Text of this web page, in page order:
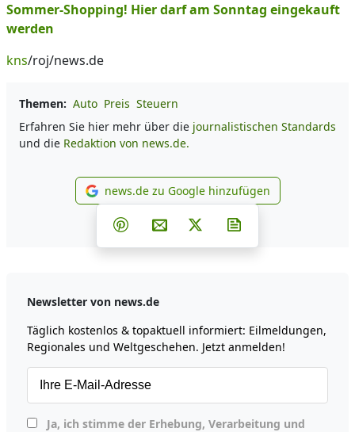
Sommer-Shopping! Hier darf am Sonntag eingekauft
werden
kns/roj/news.de
Themen: Auto Preis Steuern
Erfahren Sie hier mehr über die journalistischen Standards
und die Redaktion von news.de.
news.de zu Google
news.de zu Google hinzufügen
Teilen auf Facebook
Teilen auf Whatsapp
Teilen auf Telegram
Teilen auf Pinterest
Per E-Mail teilen
Post auf X
Newsletter von news.de
Täglich kostenlos & topaktuell informiert: Eilmeldungen,
Regionales und Weltgeschehen. Jetzt anmelden!